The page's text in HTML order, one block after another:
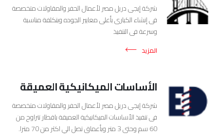
شركة إيجى دريل مصر لأعمال الحفر والمقاولات متخصصة
فى إنشاء الكبارى بأعلى معايير الجوده وبتكلفة مناسبة
وسرعة فى التنفيذ
المزيد
الأساسات الميكانيكية العميقة
شركة إيجى دريل مصر لأعمال الحفر والمقاولات متخصصة
فى تنفيذ الأساسات الميكانيكية العميقة باقطار تتراوح من
60 سم وحتى 3 متر وبأعماق تصل الي اكثر من 70 مترا.